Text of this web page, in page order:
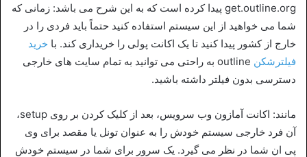
get.outline.org پیدا کرده است که به این شرح می باشد: زمانی که
شما می خواهید از این سیستم استفاده کنید حتماً باید فردی را در
خارج از کشور پیدا کنید تا یک اکانت پولی را خریداری کند. با خرید
فیلترشکن
outline به راحتی می توانید به تمام سایت های خارجی
دسترسی بدون فیلتر داشته باشید.
مانند: اکانت آمازون وب سرویس، بعد از کلیک کردن بر روی setup،
آن فرد خارجی سیستم خودش را به عنوان تونل یا مقصد برای وی
پی ان شما در نظر می گیرد. یک سرور برای شما در سیستم خودش